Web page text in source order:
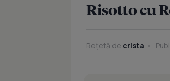
Risotto cu
Rețetă de crista